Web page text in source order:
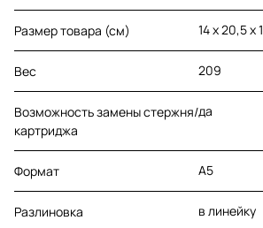
Размер товара (см) 14 х 20,5 х 1
Вес 209
Возможность замены стержня/
картриджа
да
Формат A5
Разлиновка в линейку